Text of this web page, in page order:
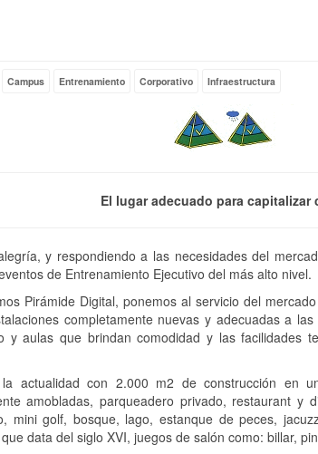
Campus Entrenamiento Corporativo Infraestructura
El lugar adecuado para
y respondiendo a las necesidades del
de Entrenamiento Ejecutivo del más alto nivel.
Pirámide Digital, ponemos al servicio del
completamente nuevas y adecuadas a
y aulas que brindan comodidad y las facilidades
la actualidad con 2.000 m2 de construcción en
amobladas, parqueadero privado, restaurant
mini golf, bosque, lago, estanque de peces,
data del siglo XVI, juegos de salón como: billar,